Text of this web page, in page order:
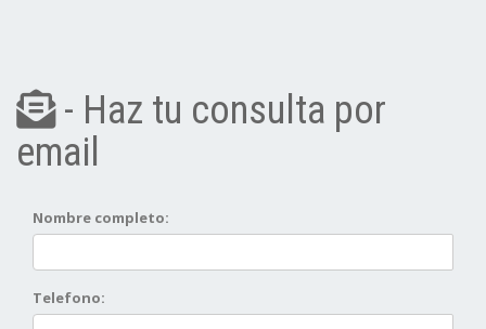
- Haz tu consulta por
email
Nombre completo:
Telefono: